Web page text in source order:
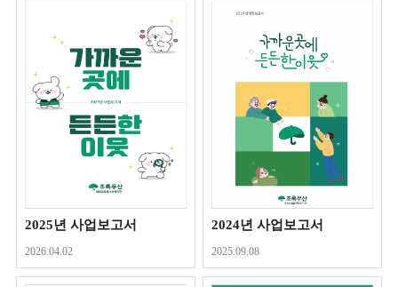
2025년 사업보고서
2026.04.02
2024년 사업보고서
2025.09.08